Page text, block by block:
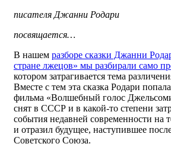
писателя Джанни Родари
посвящается…
В нашем разборе сказки Джанни
стране лжецов» мы разбирали само
котором затрагивается тема
Вместе с тем эта сказка Родари
фильма «Волшебный голос
снят в СССР и в какой-то степени
события недавней современности на
и отразил будущее, наступившее
Советского Союза.